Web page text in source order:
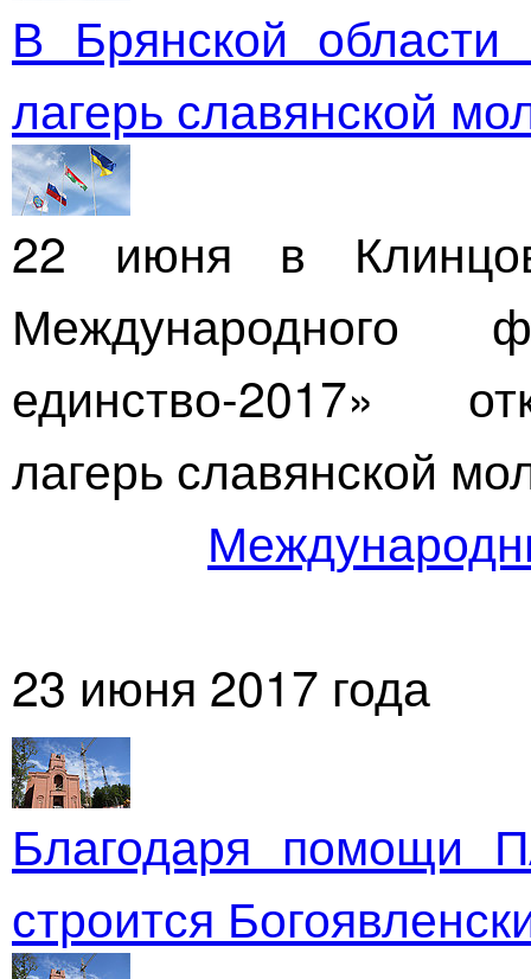
В Брянской
лагерь славянской
22 июня в
Международного
единство-2017»
лагерь славянской
23 июня 2017 года
Благодаря помощи
строится